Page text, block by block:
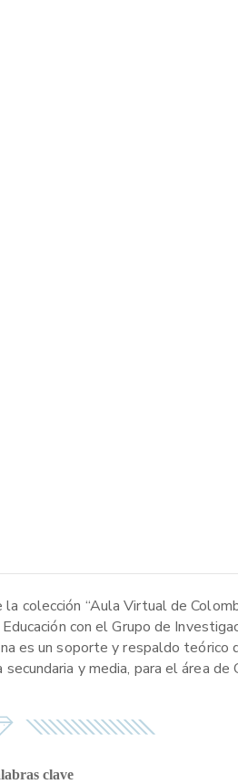
colección “Aula Virtual de
con el Grupo de
es un soporte y respaldo teórico
y media, para el área
clave